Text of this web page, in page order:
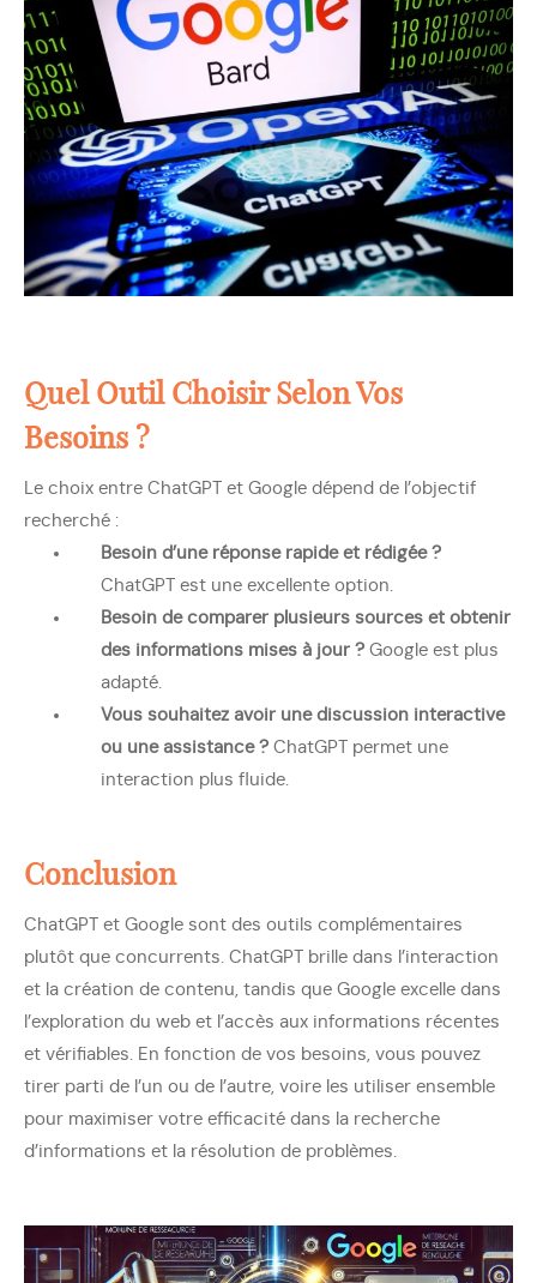
Quel Outil Choisir Selon Vos
Besoins ?
Le choix entre ChatGPT et Google dépend de l’objectif
recherché :
Besoin d’une réponse rapide et rédigée ?
ChatGPT est une excellente option.
Besoin de comparer plusieurs sources et obtenir
des informations mises à jour ? Google est plus
adapté.
Vous souhaitez avoir une discussion interactive
ou une assistance ? ChatGPT permet une
interaction plus fluide.
Conclusion
ChatGPT et Google sont des outils complémentaires
plutôt que concurrents. ChatGPT brille dans l’interaction
et la création de contenu, tandis que Google excelle dans
l’exploration du web et l’accès aux informations récentes
et vérifiables. En fonction de vos besoins, vous pouvez
tirer parti de l’un ou de l’autre, voire les utiliser ensemble
pour maximiser votre efficacité dans la recherche
d’informations et la résolution de problèmes.